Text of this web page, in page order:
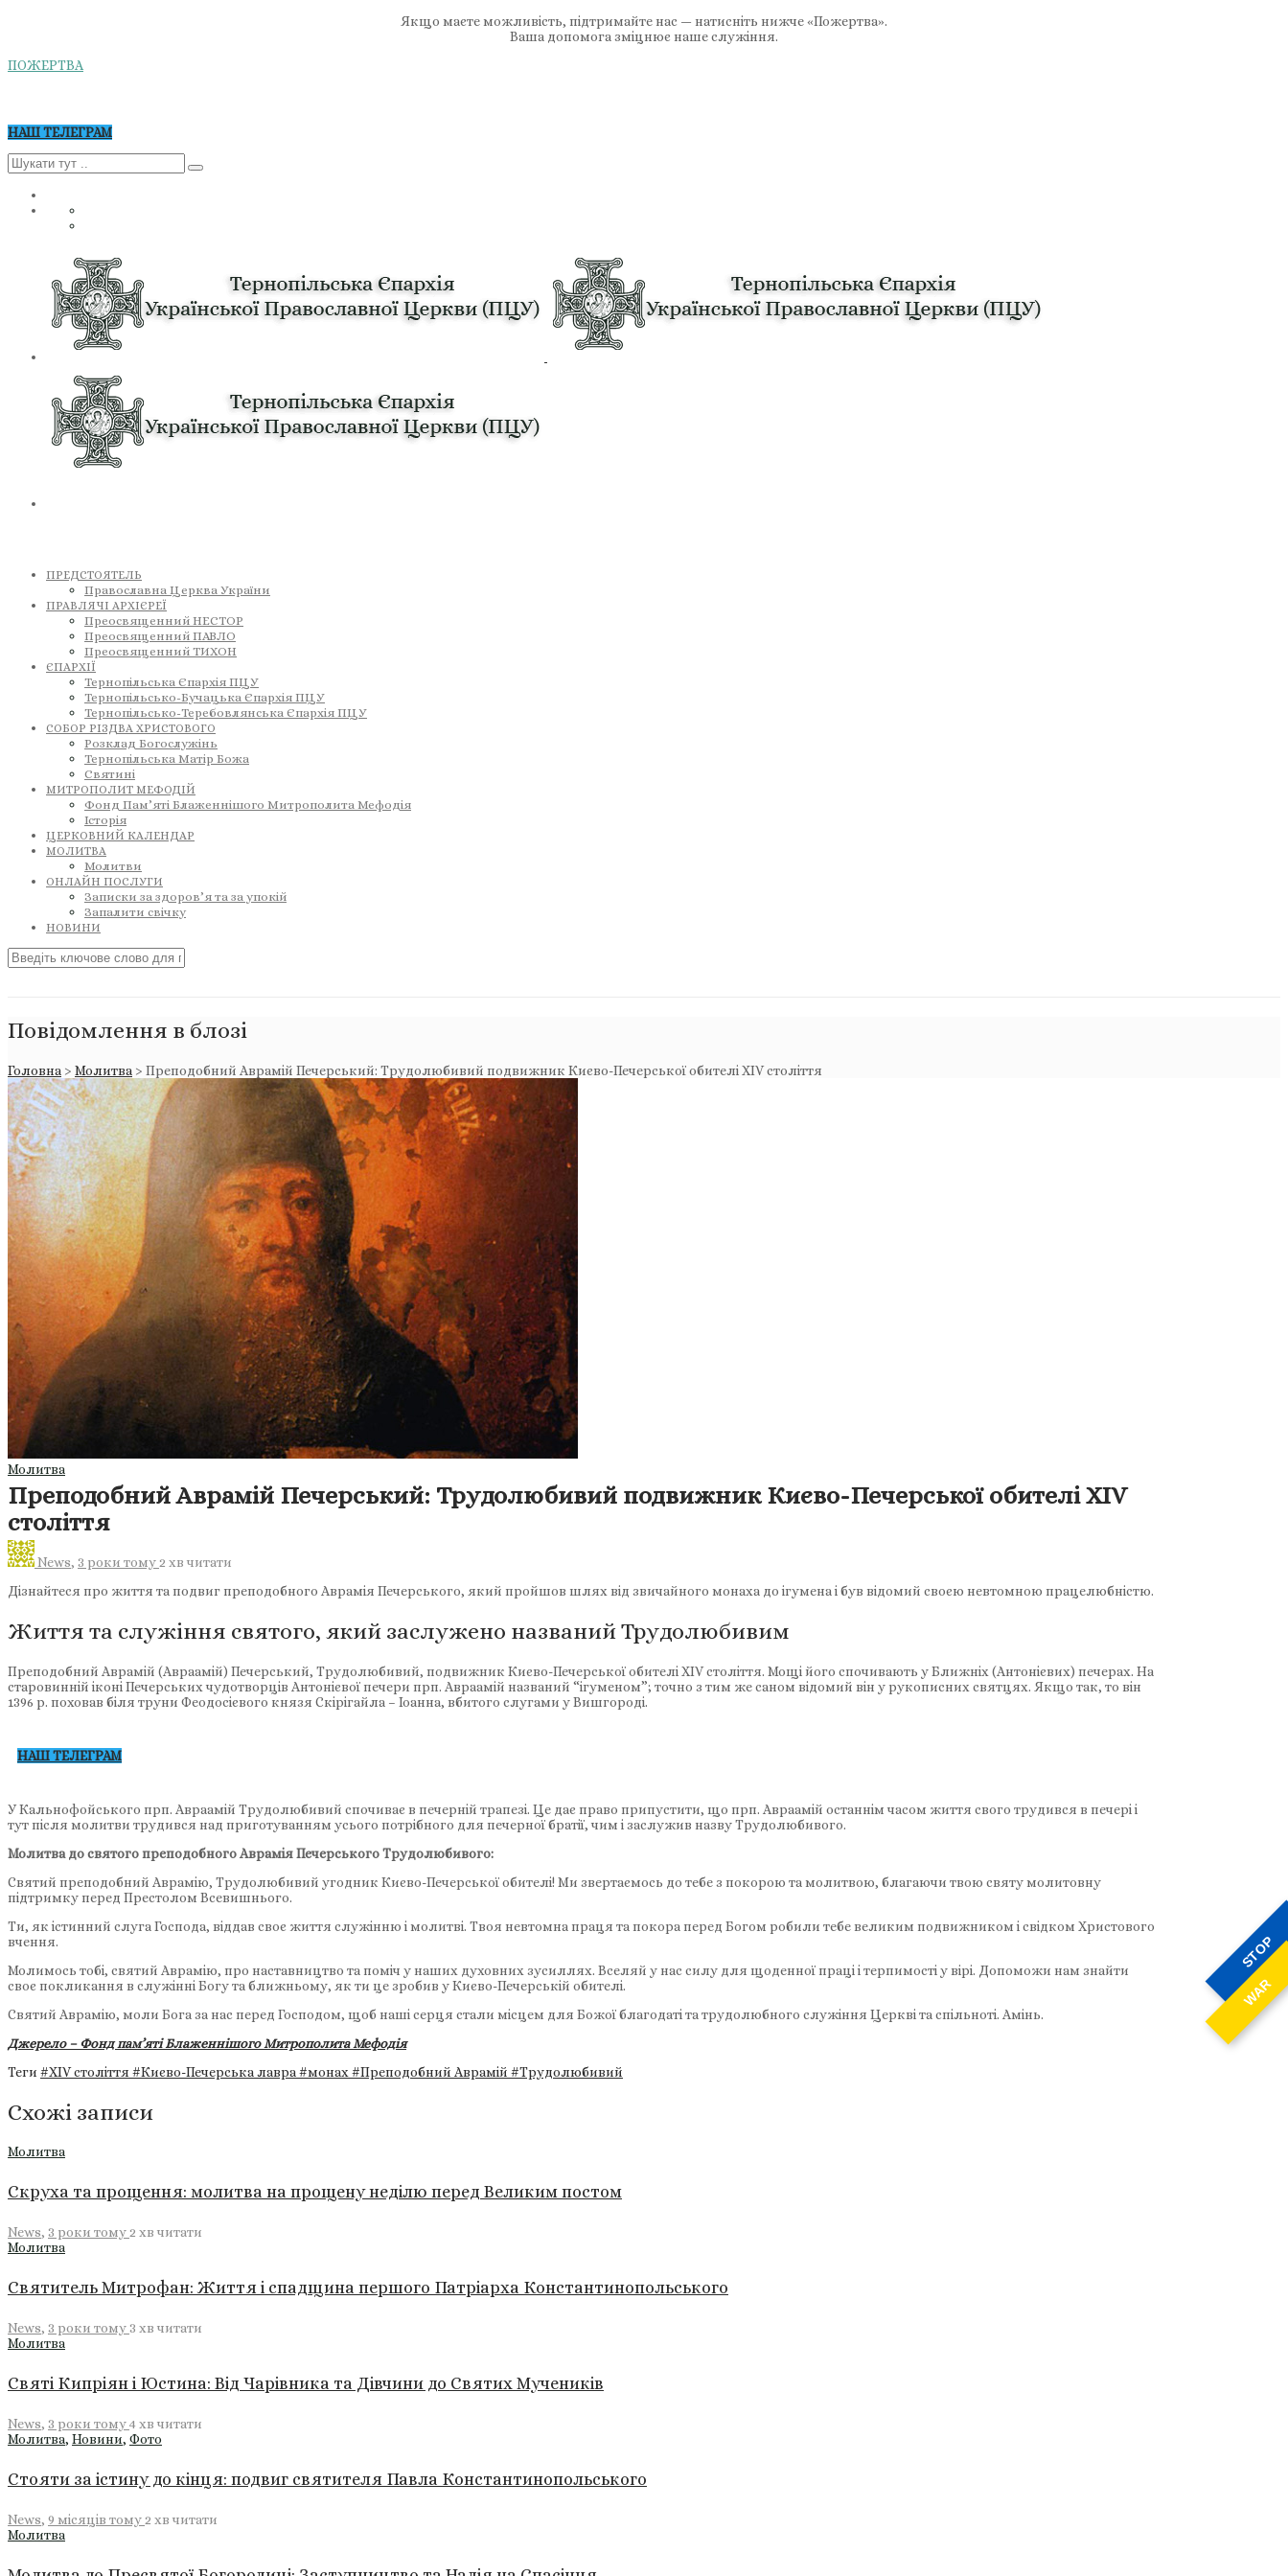
STOP
WAR
Якщо маєте можливість, підтримайте нас — натисніть нижче «Пожертва».
Ваша допомога зміцнює наше служіння.
ПОЖЕРТВА
НАШ ТЕЛЕГРАМ
ПРЕДСТОЯТЕЛЬ
Православна Церква України
ПРАВЛЯЧІ АРХІЄРЕЇ
Преосвященний НЕСТОР
Преосвященний ПАВЛО
Преосвященний ТИХОН
ЄПАРХІЇ
Тернопільська Єпархія ПЦУ
Тернопільсько-Бучацька Єпархія ПЦУ
Тернопільсько-Теребовлянська Єпархія ПЦУ
СОБОР РІЗДВА ХРИСТОВОГО
Розклад Богослужінь
Тернопільська Матір Божа
Святині
МИТРОПОЛИТ МЕФОДІЙ
Фонд Пам’яті Блаженнішого Митрополита Мефодія
Історія
ЦЕРКОВНИЙ КАЛЕНДАР
МОЛИТВА
Молитви
ОНЛАЙН ПОСЛУГИ
Записки за здоров’я та за упокій
Запалити свічку
НОВИНИ
Повідомлення в блозі
Головна > Молитва > Преподобний Аврамій Печерський: Трудолюбивий подвижник Києво-Печерської обителі XIV століття
Молитва
Преподобний Аврамій Печерський: Трудолюбивий подвижник Києво-Печерської обителі XIV
століття
News, 3 роки тому 2 хв читати
Дізнайтеся про життя та подвиг преподобного Аврамія Печерського, який пройшов шлях від звичайного монаха до ігумена і був відомий своєю невтомною працелюбністю.
Життя та служіння святого, який заслужено названий Трудолюбивим
Преподобний Аврамій (Авраамій) Печерський, Трудолюбивий, подвижник Києво-Печерської обителі XIV століття. Мощі його спочивають у Ближніх (Антонієвих) печерах. На
старовинній іконі Печерських чудотворців Антонієвої печери прп. Авраамій названий “ігуменом”; точно з тим же саном відомий він у рукописних святцях. Якщо так, то він
1396 р. поховав біля труни Феодосієвого князя Скірігайла – Іоанна, вбитого слугами у Вишгороді.
НАШ ТЕЛЕГРАМ
У Кальнофойського прп. Авраамій Трудолюбивий спочиває в печерній трапезі. Це дає право припустити, що прп. Авраамій останнім часом життя свого трудився в печері і
тут після молитви трудився над приготуванням усього потрібного для печерної братії, чим і заслужив назву Трудолюбивого.
Молитва до святого преподобного Аврамія Печерського Трудолюбивого:
Святий преподобний Аврамію, Трудолюбивий угодник Києво-Печерської обителі! Ми звертаємось до тебе з покорою та молитвою, благаючи твою святу молитовну
підтримку перед Престолом Всевишнього.
Ти, як істинний слуга Господа, віддав своє життя служінню і молитві. Твоя невтомна праця та покора перед Богом робили тебе великим подвижником і свідком Христового
вчення.
Молимось тобі, святий Аврамію, про наставництво та поміч у наших духовних зусиллях. Вселяй у нас силу для щоденної праці і терпимості у вірі. Допоможи нам знайти
своє покликання в служінні Богу та ближньому, як ти це зробив у Києво-Печерській обителі.
Святий Аврамію, моли Бога за нас перед Господом, щоб наші серця стали місцем для Божої благодаті та трудолюбного служіння Церкві та спільноті. Амінь.
Джерело – Фонд пам’яті Блаженнішого Митрополита Мефодія
Теги #XIV століття #Києво-Печерська лавра#монах #Преподобний Аврамій #Трудолюбивий
Схожі записи
Молитва
Скруха та прощення: молитва на прощену неділю перед Великим постом
News, 3 роки тому2 хв читати
Молитва
Святитель Митрофан: Життя і спадщина першого Патріарха Константинопольського
News, 3 роки тому3 хв читати
Молитва
Святі Кипріян і Юстина: Від Чарівника та Дівчини до Святих Мучеників
News, 3 роки тому4 хв читати
Молитва, Новини, Фото
Стояти за істину до кінця: подвиг святителя Павла Константинопольського
News, 9 місяців тому 2 хв читати
Молитва